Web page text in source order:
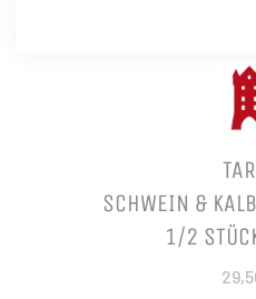
SCHWEIN &
1/2